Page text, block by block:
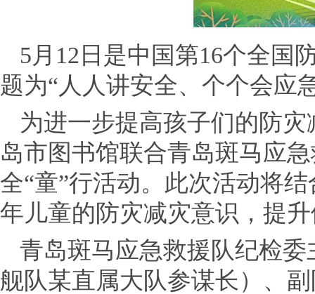
5月12日是中国第16个全国
题为“人人讲安全、个个会
为进一步提高孩子们的防
岛市图书馆联合青岛斑马应
全“童”行活动。此次活动将
年儿童的防灾减灾意识，提
青岛斑马应急救援队纪检
舰队某直属大队参谋长）、